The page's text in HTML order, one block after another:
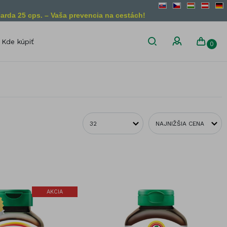
25 cps. – Vaša prevencia na cestách!
Vegetariánsky
produkt
Kde kúpiť 0
AKCIA